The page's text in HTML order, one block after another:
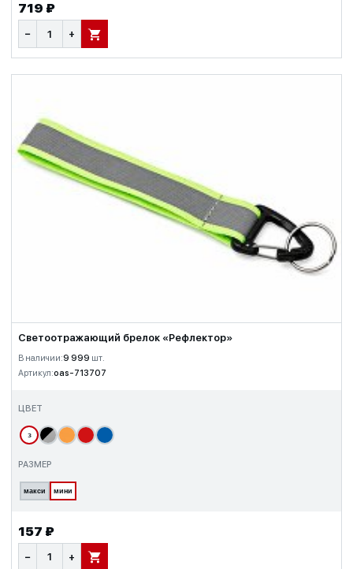
719 ₽
− + В КОРЗИНУ
Светоотражающий брелок «Рефлектор»
В наличии:9 999 шт.
Артикул:oas-713707
ЦВЕТ
з
РАЗМЕР
макси мини
157 ₽
− + В КОРЗИНУ